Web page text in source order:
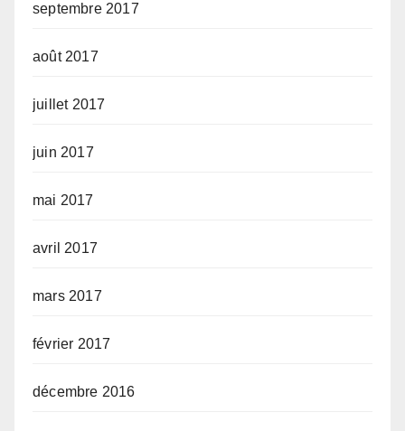
septembre 2017
août 2017
juillet 2017
juin 2017
mai 2017
avril 2017
mars 2017
février 2017
décembre 2016